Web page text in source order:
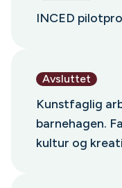
INCED
Avsluttet
Kunstfaglig
barnehagen.
kultur og